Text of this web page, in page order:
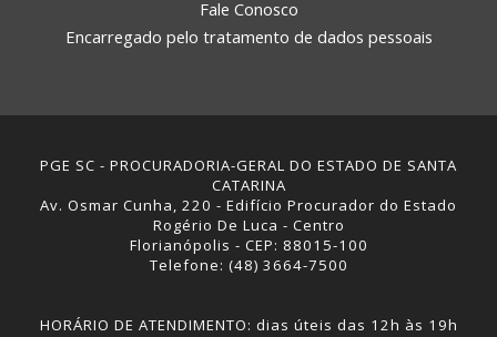
Fale Conosco
Encarregado pelo tratamento de dados pessoais
PGE SC - PROCURADORIA-GERAL DO ESTADO DE SANTA
CATARINA
Av. Osmar Cunha, 220 - Edifício Procurador do Estado
Rogério De Luca - Centro
Florianópolis - CEP: 88015-100
Telefone: (48) 3664-7500
HORÁRIO DE ATENDIMENTO: dias úteis das 12h às 19h